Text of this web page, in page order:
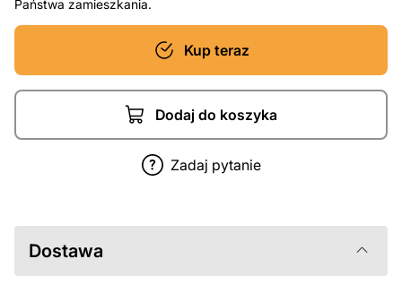
Państwa zamieszkania.
Kup teraz
Dodaj do koszyka
Zadaj pytanie
Dostawa